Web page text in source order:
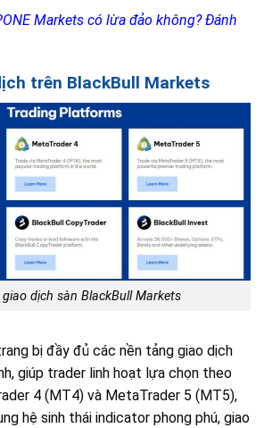
Markets có lừa đảo không? Đánh
trên BlackBull Markets
dịch sàn BlackBull Markets
bị đầy đủ các nền tảng giao dịch
giúp trader linh hoạt lựa chọn theo
4 (MT4) và MetaTrader 5 (MT5),
hệ sinh thái indicator phong phú, giao